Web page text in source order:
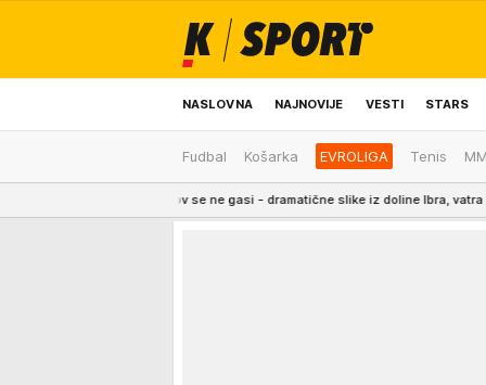
NASLOVNA NAJNOVIJE VESTI STARS
ODRŽIVA BUDUĆNOST REGION NEWS
Fudbal Košarka EVROLIGA Tenis
Kamov se ne gasi - dramatične slike iz doline Ibra, vatra zahvatila 80